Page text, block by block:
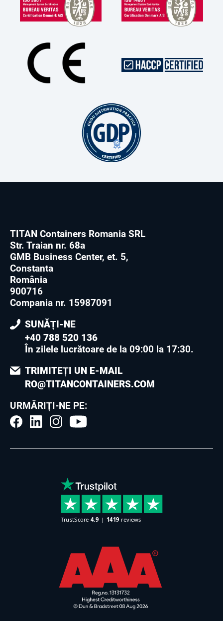
TITAN Containers Romania SRL
Str. Traian nr. 68a
GMB Business Center, et. 5,
Constanta
România
900716
Compania nr. 15987091
SUNĂȚI-NE
+40 788 520 136
În zilele lucrătoare de la 09:00 la 17:30.
TRIMITEȚI UN E-MAIL
RO@TITANCONTAINERS.COM
URMĂRIȚI-NE PE: